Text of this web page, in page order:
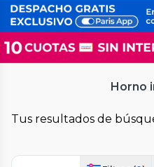
Horno
Tus resultados de